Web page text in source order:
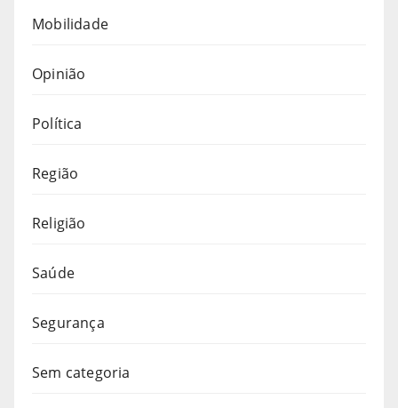
Mobilidade
Opinião
Política
Região
Religião
Saúde
Segurança
Sem categoria